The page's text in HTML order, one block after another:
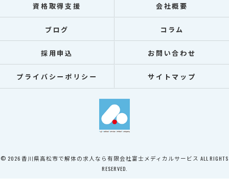
資格取得支援 会社概要
ブログ コラム
採用申込 お問い合わせ
プライバシーポリシー サイトマップ
© 2026 香川県高松市で解体の求人なら有限会社富士メディカルサービス ALL RIGHTS
RESERVED.